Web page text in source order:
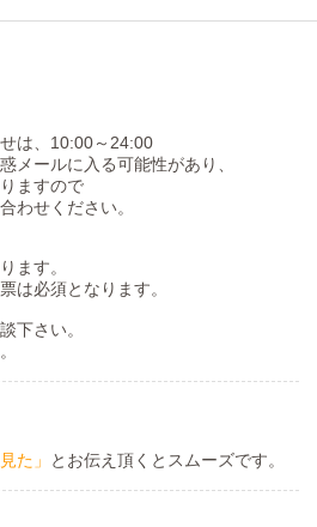
は、10:00～24:00
メールに入る可能性があり、
ますので
わせください。
ます。
は必須となります。
下さい。
た」 とお伝え頂くとスムーズです。